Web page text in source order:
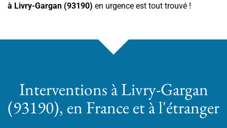
à Livry-Gargan (93190) en urgence est tout trouvé !
Interventions à Livry-Gargan
(93190), en France et à l'étranger